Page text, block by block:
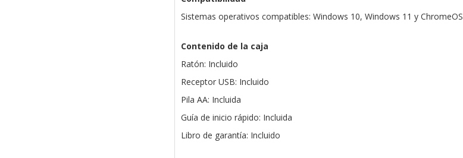
Sistemas operativos compatibles: Windows 10, Windows 11 y ChromeOS
Contenido de la caja
Ratón: Incluido
Receptor USB: Incluido
Pila AA: Incluida
Guía de inicio rápido: Incluida
Libro de garantía: Incluido